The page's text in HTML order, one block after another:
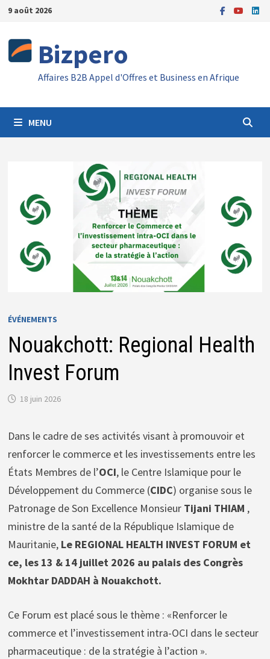
Passer
contenu
9 août 2026
Bizpero
Affaires B2B Appel d'Offres et Business en Afrique
MENU
ÉVÉNEMENTS
Nouakchott: Regional Health
Invest Forum
18 juin 2026
Dans le cadre de ses activités visant à promouvoir et
renforcer le commerce et les investissements entre les
États Membres de l’OCI, le Centre Islamique pour le
Développement du Commerce (CIDC) organise sous le
Patronage de Son Excellence Monsieur Tijani THIAM ,
ministre de la santé de la République Islamique de
Mauritanie, Le REGIONAL HEALTH INVEST FORUM et
ce, les 13 & 14 juillet 2026 au palais des Congrès
Mokhtar DADDAH à Nouakchott.
Ce Forum est placé sous le thème : «Renforcer le
commerce et l’investissement intra-OCI dans le secteur
pharmaceutique : de la stratégie à l’action ».